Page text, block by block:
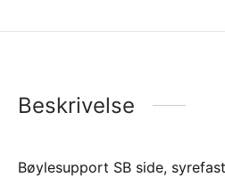
Beskrivelse
Bøylesupport SB side,